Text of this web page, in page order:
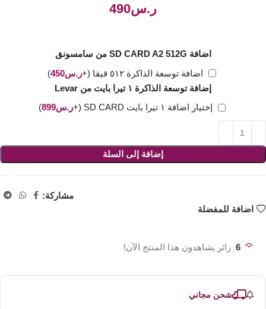
ر.س
اضافة SD CARD A2 512G من سامسونق
اضافة توسعة الذاكرة ٥١٢ قيقا
(+ر.س450
)
إضافة توسعة الذاكرة ١ تيرا بايت من Levar
إختيار اضافة ١ تيرا بايت SD CARD
(+ر.س899
)
إضافة إلى السلة
مشاركة:
اضافة للمفضلة
6 زائر يشاهدون هذا المنتج الآن!
شحن مجاني